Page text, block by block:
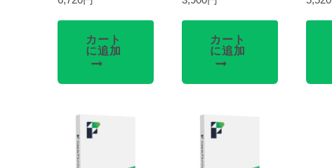
カート
に追加
カート
に追加